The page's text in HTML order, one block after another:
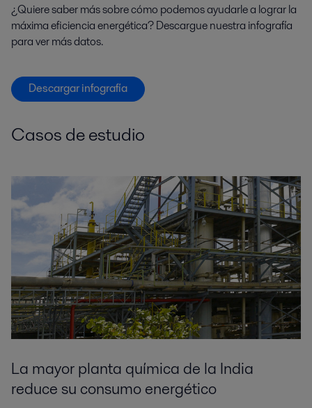
¿Quiere saber más sobre cómo podemos ayudarle a lograr la
máxima eficiencia energética? Descargue nuestra infografía
para ver más datos.
Descargar infografía
Casos de estudio
La mayor planta química de la India
reduce su consumo energético